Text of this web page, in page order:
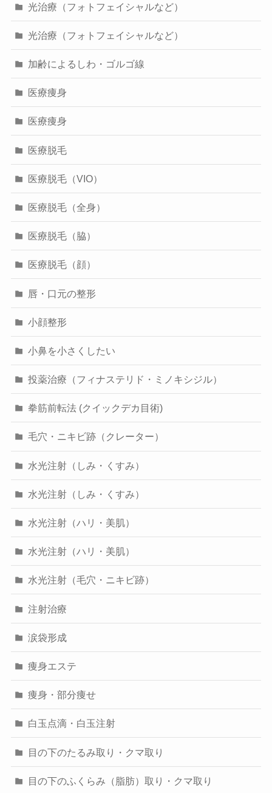
光治療（フォトフェイシャルなど）
光治療（フォトフェイシャルなど）
加齢によるしわ・ゴルゴ線
医療痩身
医療痩身
医療脱毛
医療脱毛（VIO）
医療脱毛（全身）
医療脱毛（脇）
医療脱毛（顔）
唇・口元の整形
小顔整形
小鼻を小さくしたい
投薬治療（フィナステリド・ミノキシジル）
拳筋前転法 (クイックデカ目術)
毛穴・ニキビ跡（クレーター）
水光注射（しみ・くすみ）
水光注射（しみ・くすみ）
水光注射（ハリ・美肌）
水光注射（ハリ・美肌）
水光注射（毛穴・ニキビ跡）
注射治療
涙袋形成
痩身エステ
痩身・部分痩せ
白玉点滴・白玉注射
目の下のたるみ取り・クマ取り
目の下のふくらみ（脂肪）取り・クマ取り